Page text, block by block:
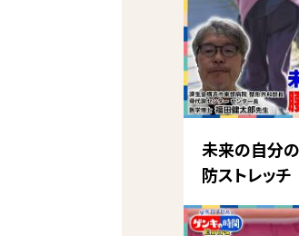
未来の自分
防ストレッチ